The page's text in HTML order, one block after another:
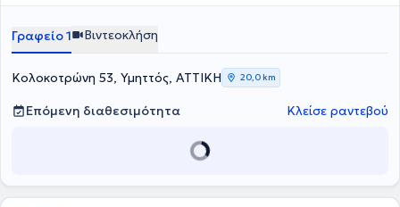
και Έρευνας στη Συστημική Ψυχοθεραπεία "Λόγω Ψυχής", τα
Δικαιώματα του Ανθρώπου, καθώς και η Ειδική Αγωγή από το
Πανεπιστήμιο Αιγαίου.
Πρωτοβάθμια Εκπαίδευση, με κύριο ρόλο την υποστήριξη μαθητών,
ψυχοκοινωνικών παρεμβάσεων.
θεραπευόμενων.
Γραφείο 1 Βιντεοκλήση
Κολοκοτρώνη 53, Υμηττός, ΑΤΤΙΚΗ 20,0 km
Επόμενη διαθεσιμότητα Κλείσε ραντεβού